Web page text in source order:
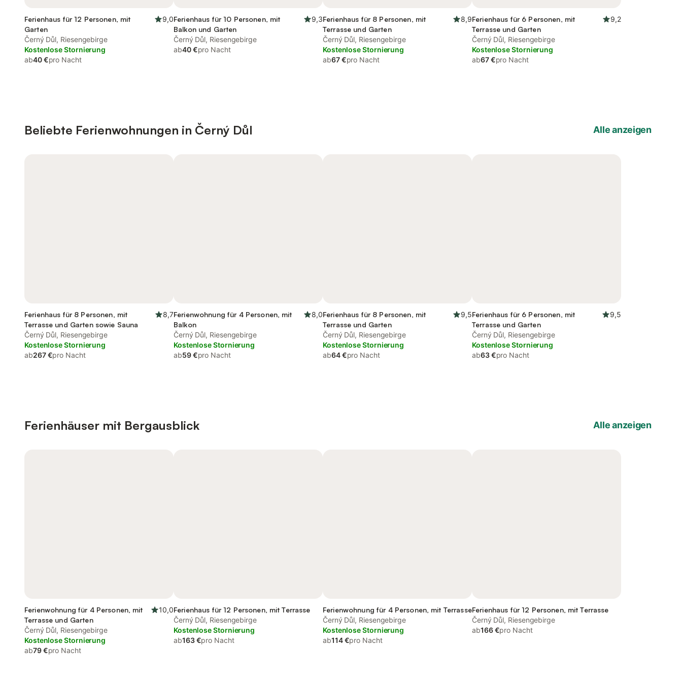
Ferienhaus für 12 Personen, mit
Garten
9,0
Černý Důl, Riesengebirge
Kostenlose Stornierung
ab40 €pro Nacht
Ferienhaus für 10 Personen, mit
Balkon und Garten
9,3
Černý Důl, Riesengebirge
ab40 €pro Nacht
Ferienhaus für 8 Personen, mit
Terrasse und Garten
8,9
Černý Důl, Riesengebirge
Kostenlose Stornierung
ab67 €pro Nacht
Ferienhaus für 6 Personen, mit
Terrasse und Garten
9,2
Černý Důl, Riesengebirge
Kostenlose Stornierung
ab67 €pro Nacht
Beliebte Ferienwohnungen in Černý Důl Alle anzeigen
Ferienhaus für 8 Personen, mit
Terrasse und Garten sowie Sauna
8,7
Černý Důl, Riesengebirge
Kostenlose Stornierung
ab267 €pro Nacht
Ferienwohnung für 4 Personen, mit
Balkon
8,0
Černý Důl, Riesengebirge
Kostenlose Stornierung
ab59 €pro Nacht
Ferienhaus für 8 Personen, mit
Terrasse und Garten
9,5
Černý Důl, Riesengebirge
Kostenlose Stornierung
ab64 €pro Nacht
Ferienhaus für 6 Personen, mit
Terrasse und Garten
9,5
Černý Důl, Riesengebirge
Kostenlose Stornierung
ab63 €pro Nacht
Ferienhäuser mit Bergausblick Alle anzeigen
Ferienwohnung für 4 Personen, mit
Terrasse und Garten
10,0
Černý Důl, Riesengebirge
Kostenlose Stornierung
ab79 €pro Nacht
Ferienhaus für 12 Personen, mit Terrasse
Černý Důl, Riesengebirge
Kostenlose Stornierung
ab163 €pro Nacht
Ferienwohnung für 4 Personen, mit Terrasse
Černý Důl, Riesengebirge
Kostenlose Stornierung
ab114 €pro Nacht
Ferienhaus für 12 Personen, mit Terrasse
Černý Důl, Riesengebirge
ab166 €pro Nacht